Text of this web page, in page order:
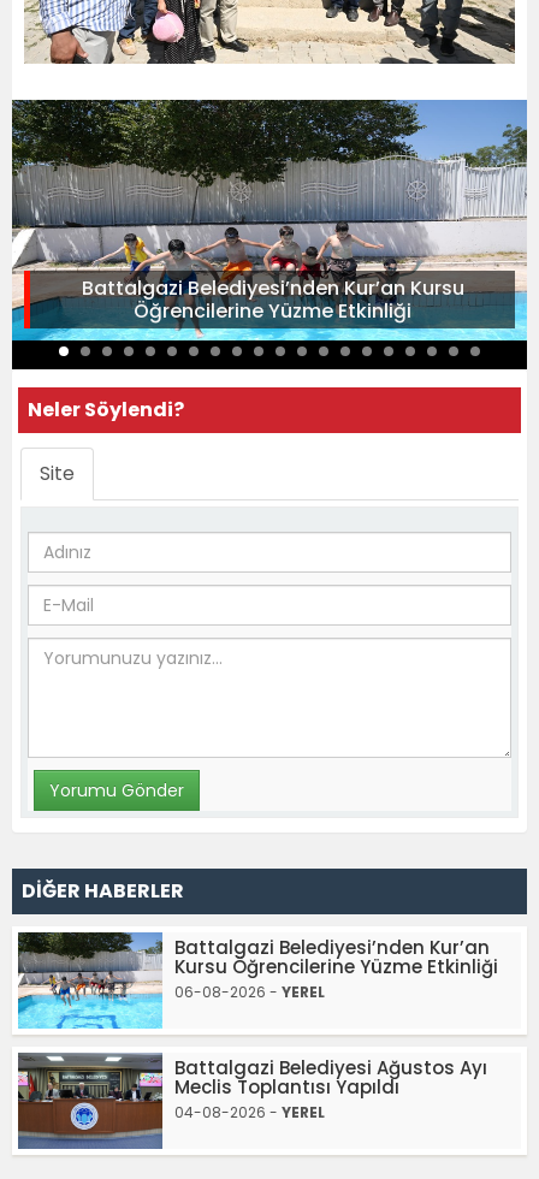
Battalgazi Belediyesi’nden Kur’an Kursu
Öğrencilerine Yüzme Etkinliği
Neler Söylendi?
Site
DİĞER HABERLER
Battalgazi Belediyesi’nden Kur’an
Kursu Öğrencilerine Yüzme Etkinliği
06-08-2026 - YEREL
Battalgazi Belediyesi Ağustos Ayı
Meclis Toplantısı Yapıldı
04-08-2026 - YEREL